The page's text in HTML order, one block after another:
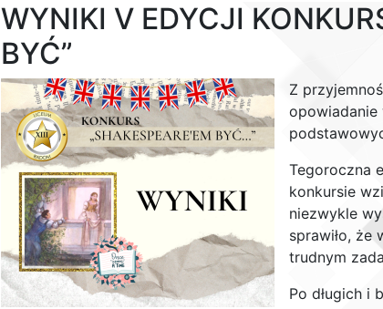
WYNIKI V EDYCJI
BYĆ”
Z
opowiadanie
Tegoroczna
konkursie
niezwykle
sprawiło, że
trudnym
Po długich i